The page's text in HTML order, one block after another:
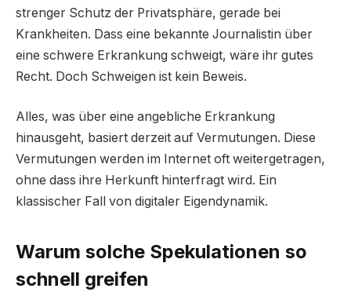
strenger Schutz der Privatsphäre, gerade bei
Krankheiten. Dass eine bekannte Journalistin über
eine schwere Erkrankung schweigt, wäre ihr gutes
Recht. Doch Schweigen ist kein Beweis.
Alles, was über eine angebliche Erkrankung
hinausgeht, basiert derzeit auf Vermutungen. Diese
Vermutungen werden im Internet oft weitergetragen,
ohne dass ihre Herkunft hinterfragt wird. Ein
klassischer Fall von digitaler Eigendynamik.
Warum solche Spekulationen so
schnell greifen